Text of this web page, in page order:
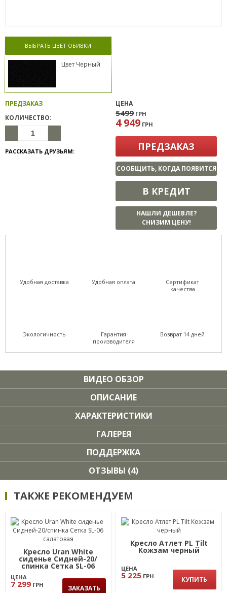
ВЫБРАТЬ ЦВЕТ ОБИВКИ
Цвет Черный
ПРЕДЗАКАЗ
КОЛИЧЕСТВО:
РАССКАЗАТЬ ДРУЗЬЯМ:
ЦЕНА
5499 ГРН
4 949 ГРН
ПРЕДЗАКАЗ
СООБЩИТЬ, КОГДА ПОЯВИТСЯ
В КРЕДИТ
НАШЛИ ДЕШЕВЛЕ?
СНИЗИМ ЦЕНУ!
Удобная доставка Удобная оплата
Сертификат
качества
Экологичность
Гарантия
производителя
Возврат 14 дней
ВИДЕО ОБЗОР
ОПИСАНИЕ
ХАРАКТЕРИСТИКИ
ГАЛЕРЕЯ
ПОДДЕРЖКА
ОТЗЫВЫ (4)
ТАКЖЕ РЕКОМЕНДУЕМ
Кресло Uran White
сиденье Сидней-20/
спинка Сетка SL-06
ЦЕНА
7 299 ГРН ЗАКАЗАТЬ
Кресло Атлет PL Tilt
Кожзам черный
ЦЕНА
5 225 ГРН КУПИТЬ